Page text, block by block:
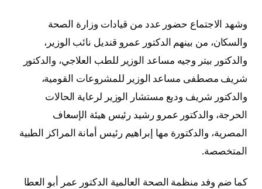
وشهد الاجتماع حضور عدد من قيادات وزارة الصحة
والسكان، من بينهم الدكتور عمرو قنديل نائب الوزير،
والدكتور بيتر وجيه مساعد الوزير للطب العلاجي، والدكتور
شريف مصطفى مساعد الوزير للمشروعات القومية،
والدكتور شريف وديع مستشار الوزير لرعاية الحالات
الحرجة، والدكتور عمرو رشيد رئيس هيئة الإسعاف
المصرية، والدكتورة مها إبراهيم رئيس أمانة المراكز الطبية
المتخصصة.
كما ضم وفد منظمة الصحة العالمية الدكتور عمر أبو العطا